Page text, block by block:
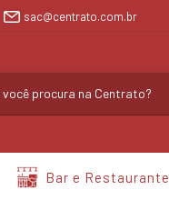
sac@centrato.com.br
Bar e Restaurante